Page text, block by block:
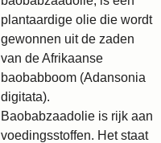
plantaardige olie die wordt
gewonnen uit de zaden
van de Afrikaanse
baobabboom (Adansonia
digitata).
Baobabzaadolie is rijk aan
voedingsstoffen. Het staat